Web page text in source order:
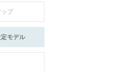
プ
モデル